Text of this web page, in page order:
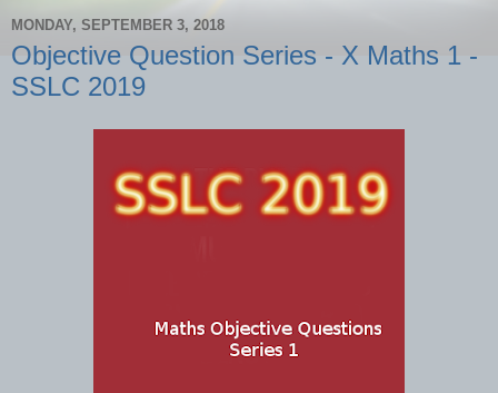
MONDAY, SEPTEMBER 3, 2018
Objective Question Series - X Maths 1 -
SSLC 2019